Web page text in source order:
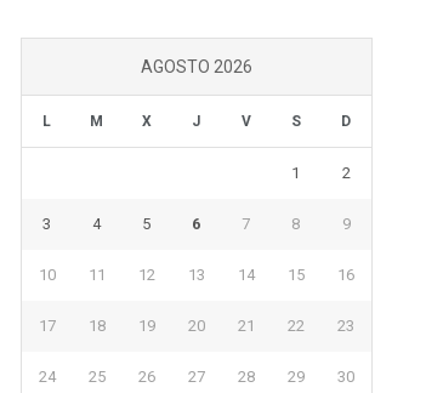
AGOSTO 2026
L M X J V S D
1 2
3 4 5 6 7 8 9
10 11 12 13 14 15 16
17 18 19 20 21 22 23
24 25 26 27 28 29 30